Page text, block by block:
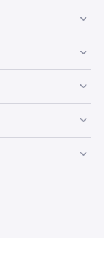
易所和交易場所）的
用，估值將默認為
調整，以防範波動
× (1 − 扣減率)
訂單簿數據)
。